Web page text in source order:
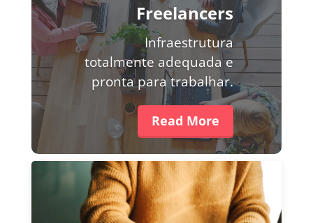
Freelancers
Infraestrutura
totalmente adequada e
pronta para trabalhar.
Read More